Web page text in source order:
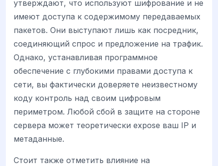
утверждают, что используют шифрование и не
имеют доступа к содержимому передаваемых
пакетов. Они выступают лишь как посредник,
соединяющий спрос и предложение на трафик.
Однако, устанавливая программное
обеспечение с глубокими правами доступа к
сети, вы фактически доверяете неизвестному
коду контроль над своим цифровым
периметром. Любой сбой в защите на стороне
сервера может теоретически expose ваш IP и
метаданные.
Стоит также отметить влияние на